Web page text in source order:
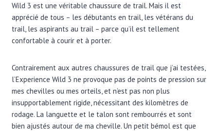
Wild 3 est une véritable chaussure de trail. Mais il est
apprécié de tous – les débutants en trail, les vétérans du
trail, les aspirants au trail – parce qu’il est tellement
confortable à courir et à porter.
Contrairement aux autres chaussures de trail que j’ai testées,
l’Experience Wild 3 ne provoque pas de points de pression sur
mes chevilles ou mes orteils, et n’est pas non plus
insupportablement rigide, nécessitant des kilomètres de
rodage. La languette et le talon sont rembourrés et sont
bien ajustés autour de ma cheville. Un petit bémol est que